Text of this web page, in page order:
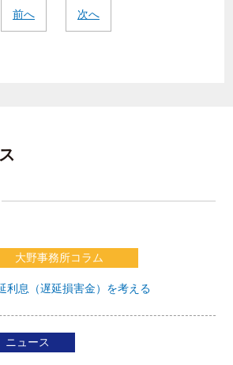
前へ 次へ
大野事務所コラム
利息（遅延損害金）を考える
ニュース